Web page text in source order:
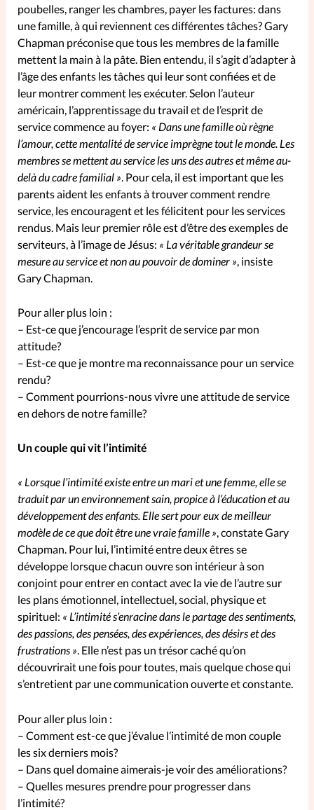
SpirituElles devient Relations
Aujourd’hui!
Faire un don
La Boutique
La Pause SpirituElles - toutes les
éditions
À propos
La rédaction
Changement d'adresse
Nous contacter
poubelles, ranger les chambres, payer les factures: dans
une famille, à qui reviennent ces différentes tâches? Gary
Chapman préconise que tous les membres de la famille
mettent la main à la pâte. Bien entendu, il s’agit d’adapter à
l’âge des enfants les tâches qui leur sont confiées et de
leur montrer comment les exécuter. Selon l’auteur
américain, l’apprentissage du travail et de l’esprit de
service commence au foyer: « Dans une famille où règne
l’amour, cette mentalité de service imprègne tout le monde. Les
membres se mettent au service les uns des autres et même au-
delà du cadre familial ». Pour cela, il est important que les
parents aident les enfants à trouver comment rendre
service, les encouragent et les félicitent pour les services
rendus. Mais leur premier rôle est d’être des exemples de
serviteurs, à l’image de Jésus: « La véritable grandeur se
mesure au service et non au pouvoir de dominer », insiste
Gary Chapman.
Pour aller plus loin :
– Est-ce que j’encourage l’esprit de service par mon
attitude?
– Est-ce que je montre ma reconnaissance pour un service
rendu?
– Comment pourrions-nous vivre une attitude de service
en dehors de notre famille?
Un couple qui vit l’intimité
« Lorsque l’intimité existe entre un mari et une femme, elle se
traduit par un environnement sain, propice à l’éducation et au
développement des enfants. Elle sert pour eux de meilleur
modèle de ce que doit être une vraie famille », constate Gary
Chapman. Pour lui, l’intimité entre deux êtres se
développe lorsque chacun ouvre son intérieur à son
conjoint pour entrer en contact avec la vie de l’autre sur
les plans émotionnel, intellectuel, social, physique et
spirituel: « L’intimité s’enracine dans le partage des sentiments,
des passions, des pensées, des expériences, des désirs et des
frustrations ». Elle n’est pas un trésor caché qu’on
découvrirait une fois pour toutes, mais quelque chose qui
s’entretient par une communication ouverte et constante.
Pour aller plus loin :
– Comment est-ce que j’évalue l’intimité de mon couple
les six derniers mois?
– Dans quel domaine aimerais-je voir des améliorations?
– Quelles mesures prendre pour progresser dans
l’intimité?